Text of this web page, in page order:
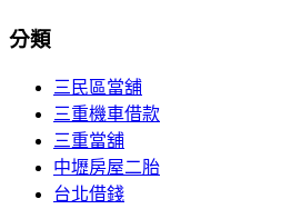
分類
三民區當舖
三重機車借款
三重當舖
中壢房屋二胎
台北借錢